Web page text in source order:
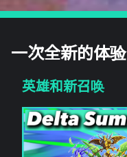
一次全新的体验
英雄和新召唤